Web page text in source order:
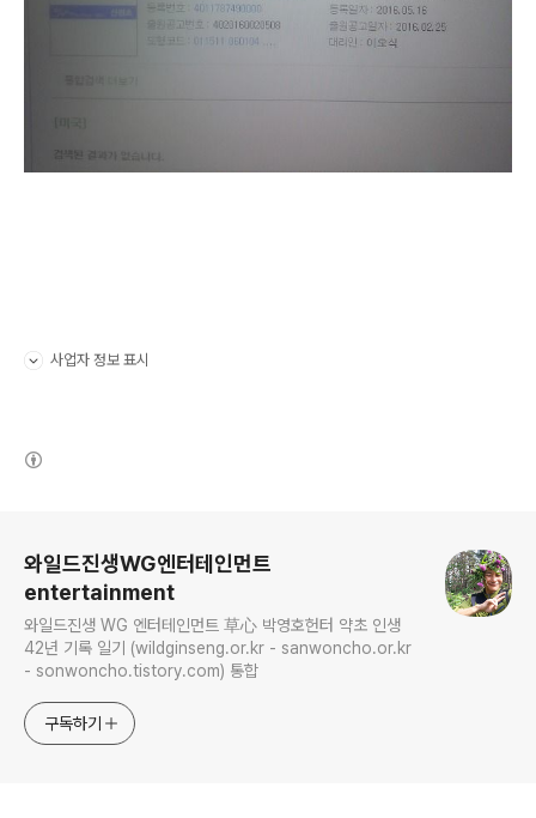
사업자 정보 표시
와일드진생WG엔터테인먼트
entertainment
와일드진생 WG 엔터테인먼트 草心 박영호헌터 약초 인생
42년 기록 일기 (wildginseng.or.kr - sanwoncho.or.kr
- sonwoncho.tistory.com) 통합
구독하기